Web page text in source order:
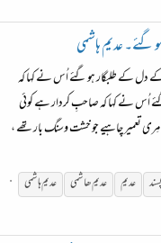
عدیم ہاشمی
کے طلبگار ہو گئے اُس نے کہا کہ
اُس نے کہا کہ صاحبِ کردار ہے کوئی
تعمیر چاہیے جو خشت وسنگ بار تھے ،
عدیم عدیمھاشمی عدیمہاشمی